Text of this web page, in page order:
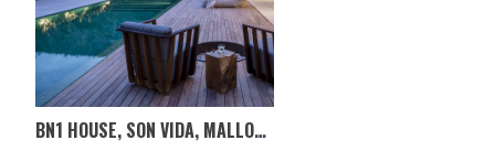
BN1 HOUSE, SON VIDA, MALLORCA, ESPANHA